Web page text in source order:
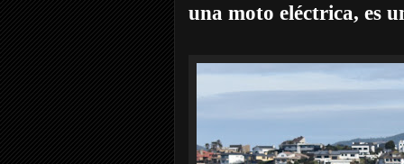
una moto eléctrica, es